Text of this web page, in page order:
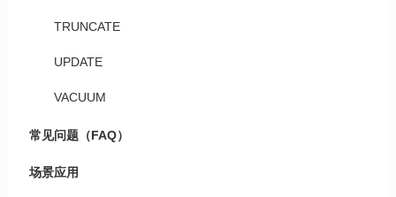
TRUNCATE
UPDATE
VACUUM
常见问题（FAQ）
场景应用